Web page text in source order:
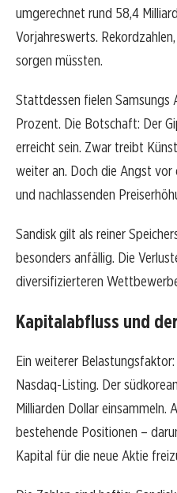
umgerechnet rund 58,4
Vorjahreswerts.
sorgen müssten.
Stattdessen fielen Samsungs
Prozent. Die Botschaft: Der
erreicht sein. Zwar treibt
weiter an. Doch die Angst
und nachlassenden
Sandisk gilt als reiner
besonders anfällig. Die
diversifizierteren
Kapitalabfluss und
Ein weiterer
Nasdaq-Listing. Der
Milliarden Dollar einsammeln.
bestehende Positionen –
Kapital für die neue Aktie